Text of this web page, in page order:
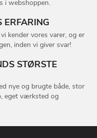
i webshoppen.
ERFARING
kender vores varer, og er
inden vi giver svar!
STØRSTE
nye og brugte både, stor
eget værksted og